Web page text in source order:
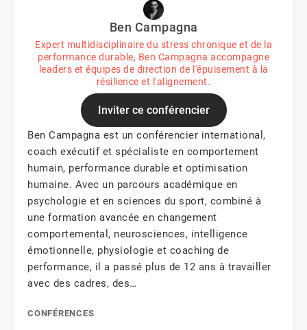
Ben Campagna
Expert multidisciplinaire du stress chronique et de la
performance durable, Ben Campagna accompagne
leaders et équipes de direction de l'épuisement à la
résilience et l'alignement.
Inviter ce conférencier
Ben Campagna est un conférencier international,
coach exécutif et spécialiste en comportement
humain, performance durable et optimisation
humaine. Avec un parcours académique en
psychologie et en sciences du sport, combiné à
une formation avancée en changement
comportemental, neurosciences, intelligence
émotionnelle, physiologie et coaching de
performance, il a passé plus de 12 ans à travailler
avec des cadres, des…
CONFÉRENCES